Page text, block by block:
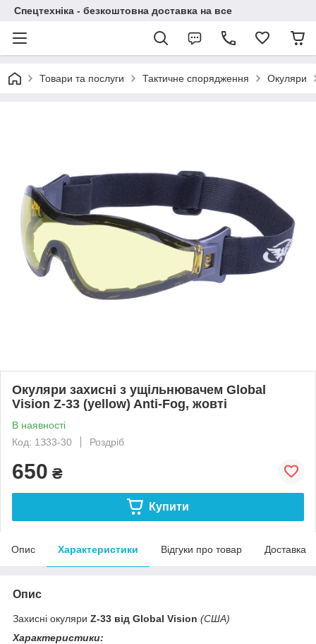
Спецтехніка - безкоштовна доставка на все
Товари та послуги Тактичне спорядження Окуляри
Окуляри захисні з ущільнювачем Global
Vision Z-33 (yellow) Anti-Fog, жовті
В наявності
Код: 1З33-30
Роздріб
650 ₴
Купити
Опис Характеристики Відгуки про товар Доставка
Опис
Захисні окуляри Z-33 від Global Vision (США)
Характеристики: